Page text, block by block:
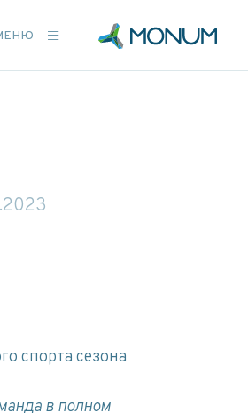
спорта сезона
в полном